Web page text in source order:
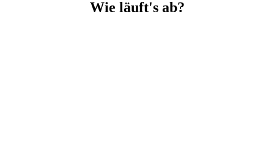
Wie läuft's ab?